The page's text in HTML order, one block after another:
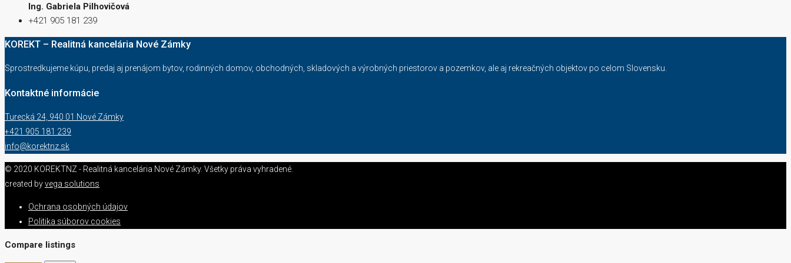
Ing. Gabriela Pilhovičová
+421 905 181 239
KOREKT – Realitná kancelária Nové Zámky
Sprostredkujeme kúpu, predaj aj prenájom bytov, rodinných domov, obchodných, skladových a výrobných priestorov a pozemkov, ale aj rekreačných objektov po celom Slovensku.
Kontaktné informácie
Turecká 24, 940 01 Nové Zámky
+421 905 181 239
info@korektnz.sk
© 2020 KOREKTNZ - Realitná kancelária Nové Zámky. Všetky práva vyhradené.
created byvega solutions
Ochrana osobných údajov
Politika súborov cookies
Compare listings